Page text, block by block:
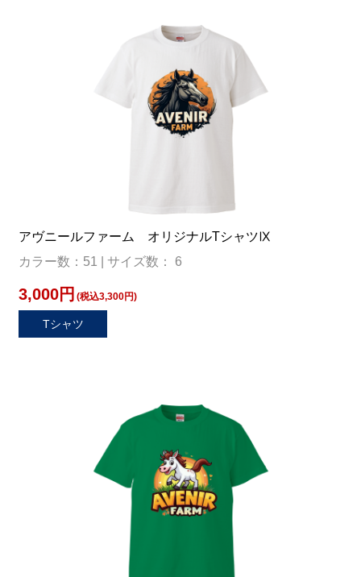
アヴニールファーム オリジナルTシャツⅨ
カラー数：51 | サイズ数： 6
3,000円 (税込3,300円)
Tシャツ